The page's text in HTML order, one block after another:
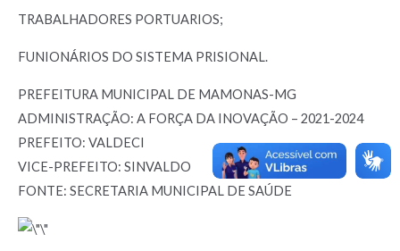
TRABALHADORES PORTUARIOS;
FUNIONÁRIOS DO SISTEMA PRISIONAL.
PREFEITURA MUNICIPAL DE MAMONAS-MG
ADMINISTRAÇÃO: A FORÇA DA INOVAÇÃO – 2021-2024
PREFEITO: VALDECI
VICE-PREFEITO: SINVALDO
FONTE: SECRETARIA MUNICIPAL DE SAÚDE